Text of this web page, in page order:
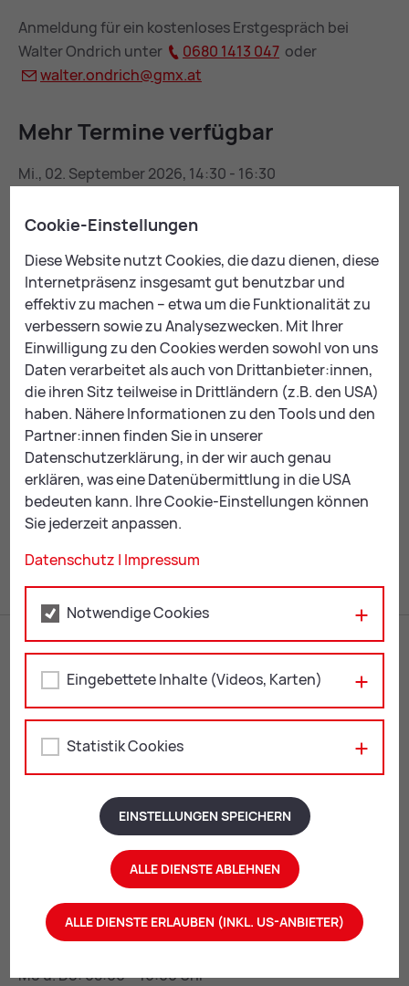
Anmeldung für ein kostenloses Erstgespräch bei
Walter Ondrich unter
0680 1413 047 oder
wal­ter.ond­rich@gmx.at
Mehr Ter­mi­ne ver­füg­bar
Mi., 02. September 2026, 14:30 - 16:30
Mi., 04. November 2026, 14:30 - 16:30
Mi., 02. Dezember 2026, 14:30 - 16:30
Kon­takt
Walter Ondrich
0680 1413 047
wal­ter.ond­rich@
gmx.at
ZUR ÜBERSICHT: EVENTS
Mail Print
Erzherzog Johann-Straße 2
+43 3842 4062-0
stadtgemeinde@leoben.at
Mo u. Do: 08:00 – 16:00 Uhr
Cookie-Einstellungen
Diese Website nutzt Cookies, die dazu dienen, diese
Internetpräsenz insgesamt gut benutzbar und
effektiv zu machen – etwa um die Funktionalität zu
verbessern sowie zu Analysezwecken. Mit Ihrer
Einwilligung zu den Cookies werden sowohl von uns
Daten verarbeitet als auch von Drittanbieter:innen,
die ihren Sitz teilweise in Drittländern (z.B. den USA)
haben. Nähere Informationen zu den Tools und den
Partner:innen finden Sie in unserer
Datenschutzerklärung, in der wir auch genau
erklären, was eine Datenübermittlung in die USA
bedeuten kann. Ihre Cookie-Einstellungen können
Sie jederzeit anpassen.
Datenschutz | Impressum
Notwendige Cookies
Eingebettete Inhalte (Videos, Karten)
Statistik Cookies
EINSTELLUNGEN SPEICHERN
ALLE DIENSTE ABLEHNEN
ALLE DIENSTE ERLAUBEN (INKL. US-ANBIETER)